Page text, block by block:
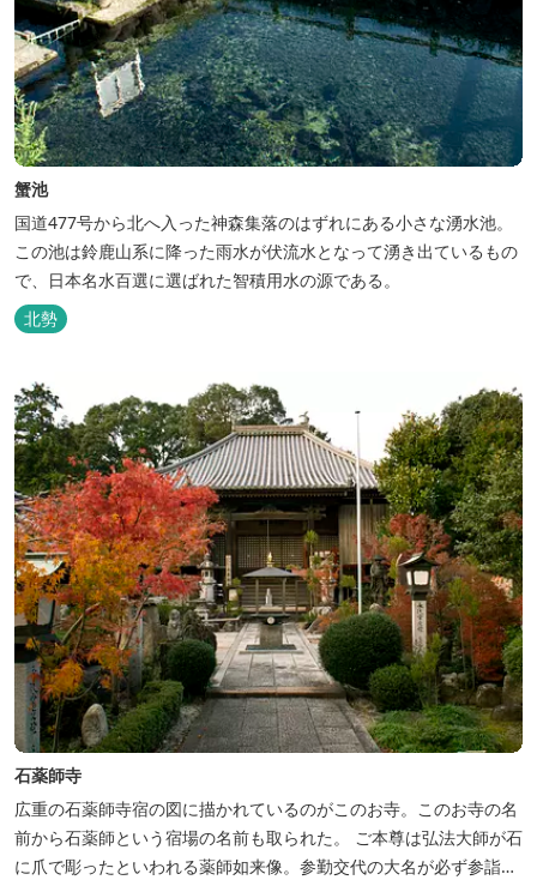
蟹池
国道477号から北へ入った神森集落のはずれにある小さな湧水池。
この池は鈴鹿山系に降った雨水が伏流水となって湧き出ているもの
で、日本名水百選に選ばれた智積用水の源である。
北勢
石薬師寺
広重の石薬師寺宿の図に描かれているのがこのお寺。このお寺の名
前から石薬師という宿場の名前も取られた。 ご本尊は弘法大師が石
に爪で彫ったといわれる薬師如来像。参勤交代の大名が必ず参詣し